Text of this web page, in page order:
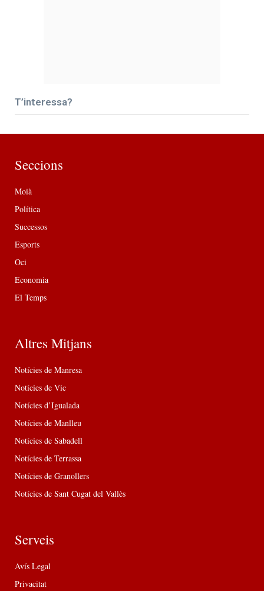
T’interessa?
Seccions
Moià
Política
Successos
Esports
Oci
Economia
El Temps
Altres Mitjans
Notícies de Manresa
Notícies de Vic
Notícies d’Igualada
Notícies de Manlleu
Notícies de Sabadell
Notícies de Terrassa
Notícies de Granollers
Notícies de Sant Cugat del Vallès
Serveis
Avís Legal
Privacitat